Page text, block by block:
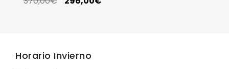
Horario Invierno